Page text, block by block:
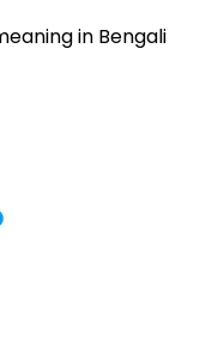
meaning in Bengali